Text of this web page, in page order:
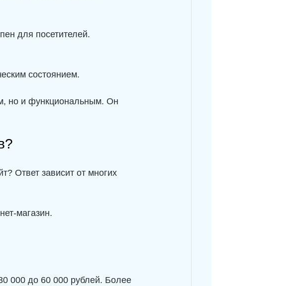
для посетителей.
состоянием.
но и функциональным. Он
Ответ зависит от многих
магазин.
000 до 60 000 рублей. Более